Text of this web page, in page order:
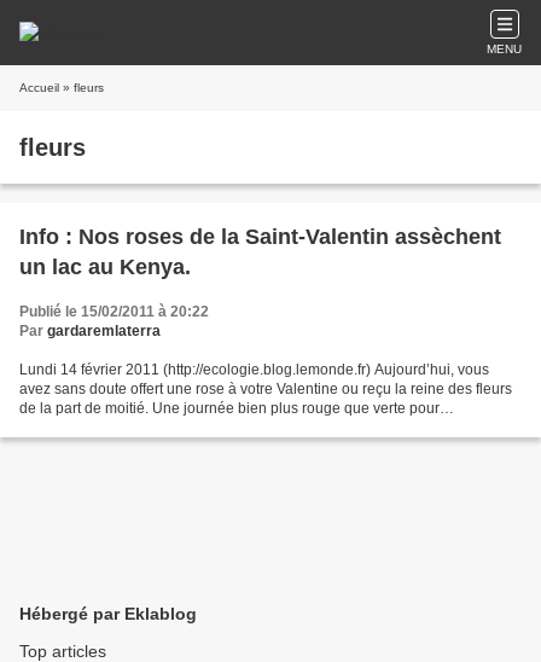
MENU
Accueil » fleurs
fleurs
Info : Nos roses de la Saint-Valentin assèchent
un lac au Kenya.
Publié le 15/02/2011 à 20:22
Par gardaremlaterra
Lundi 14 février 2011 (http://ecologie.blog.lemonde.fr) Aujourd’hui, vous
avez sans doute offert une rose à votre Valentine ou reçu la reine des fleurs
de la part de moitié. Une journée bien plus rouge que verte pour
Hébergé par Eklablog
Top articles